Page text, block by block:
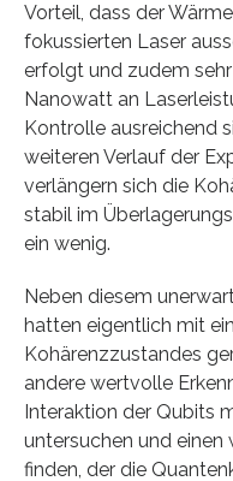
Vorteil, dass der
fokussierten Laser
erfolgt und zudem
Nanowatt an
Kontrolle ausreichend
weiteren Verlauf der
verlängern sich die
stabil im
ein wenig.
Neben diesem
hatten eigentlich mit
Kohärenzzustandes
andere wertvolle
Interaktion der Qubits
untersuchen und einen
finden, der die